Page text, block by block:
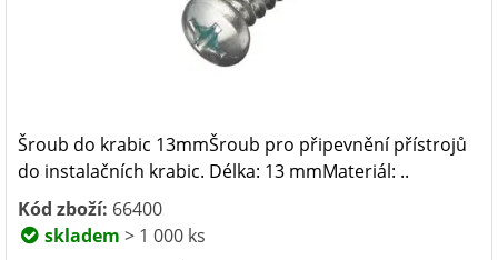
Šroub do krabic 13mmŠroub pro připevnění přístrojů
do instalačních krabic. Délka: 13 mmMateriál: ..
Kód zboží: 66400
skladem > 1 000 ks